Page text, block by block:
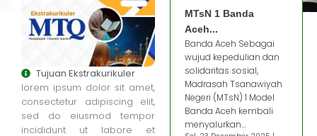
Tujuan Ekstrakurikuler
lorem ipsum dolor sit amet,
consectetur adipiscing elit,
sed do eiusmod tempor
incididunt ut labore et
MTsN 1 Banda
Aceh...
Banda Aceh Sebagai
wujud kepedulian dan
solidaritas sosial,
Madrasah Tsanawiyah
Negeri (MTsN) 1 Model
Banda Aceh kembali
menyalurkan...